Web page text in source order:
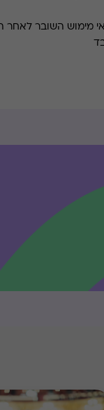
מימוש השובר לאחר